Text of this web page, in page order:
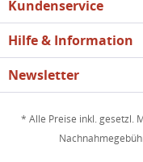
Kundenservice
Hilfe & Information
Newsletter
* Alle Preise inkl. gesetzl.